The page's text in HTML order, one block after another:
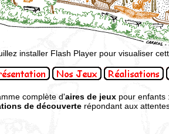
installer Flash Player pour visualiser
complète d'aires de jeuxpour enfants
de découverterépondant aux